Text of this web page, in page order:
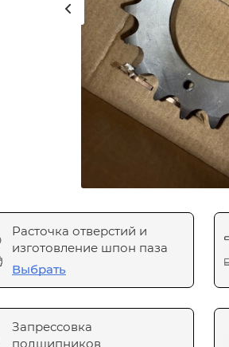
Расточка отверстий и
изготовление шпон паза
Выбрать
Запрессовка
подшипников